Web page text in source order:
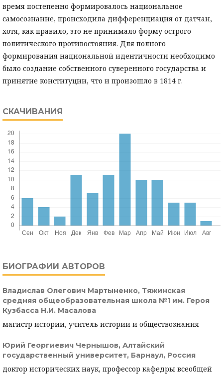
время постепенно формировалось национальное
самосознание, происходила дифференциация от датчан,
хотя, как правило, это не принимало форму острого
политического противостояния. Для полного
формирования национальной идентичности необходимо
было создание собственного суверенного государства и
принятие конституции, что и произошло в 1814 г.
СКАЧИВАНИЯ
БИОГРАФИИ АВТОРОВ
Владислав Олегович Мартыненко, Тяжинская
средняя общеобразовательная школа №1 им. Героя
Кузбасса Н.И. Масалова
магистр истории, учитель истории и обществознания
Юрий Георгиевич Чернышов, Алтайский
государственный университет, Барнаул, Россия
доктор исторических наук, профессор кафедры всеобщей